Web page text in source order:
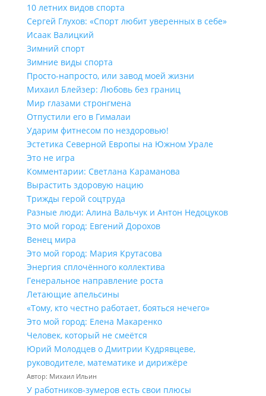
10 летних видов спорта
Сергей Глухов: «Спорт любит уверенных в себе»
Исаак Валицкий
Зимний спорт
Зимние виды спорта
Просто-напросто, или завод моей жизни
Михаил Блейзер: Любовь без границ
Мир глазами стронгмена
Отпустили его в Гималаи
Ударим фитнесом по нездоровью!
Эстетика Северной Европы на Южном Урале
Это не игра
Комментарии: Светлана Караманова
Вырастить здоровую нацию
Трижды герой соцтруда
Разные люди: Алина Вальчук и Антон Недоцуков
Это мой город: Евгений Дорохов
Венец мира
Это мой город: Мария Крутасова
Энергия сплочённого коллектива
Генеральное направление роста
Летающие апельсины
«Тому, кто честно работает, бояться нечего»
Это мой город: Елена Макаренко
Человек, который не смеётся
Юрий Молодцев о Дмитрии Кудрявцеве,
руководителе, математике и дирижёре
Автор: Михаил Ильин
У работников‑зумеров есть свои плюсы